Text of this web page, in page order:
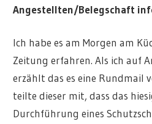
Angestellten/Belegschaft
Ich habe es am Morgen am
Zeitung erfahren. Als ich auf
erzählt das es eine Rundmail
teilte dieser mit, dass das
Durchführung eines